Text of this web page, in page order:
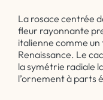
La rosace centrée
fleur rayonnante
italienne comme un
Renaissance. Le
la symétrie radiale
l’ornement à parts